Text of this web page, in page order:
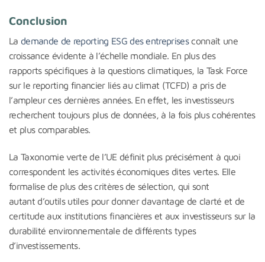
Conclusion
La demande de reporting ESG des entreprisesconnaît une
croissance évidente à l’échelle mondiale. En plus des
rapports spécifiques à la questions climatiques, la Task Force
sur le reporting financier liés au climat (TCFD) a pris de
l’ampleur ces dernières années. En effet, les investisseurs
recherchent toujours plus de données, à la fois plus cohérentes
et plus comparables.
La Taxonomie verte de l’UE définit plus précisément à quoi
correspondent les activités économiques dites vertes. Elle
formalise de plus des critères de sélection, qui sont
autant d’outils utiles pour donner davantage de clarté et de
certitude aux institutions financières et aux investisseurs sur la
durabilité environnementale de différents types
d’investissements.